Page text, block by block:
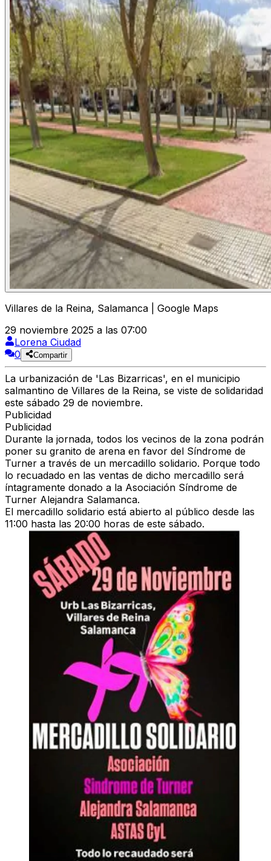
Villares de la Reina, Salamanca | Google Maps
29 noviembre 2025 a las 07:00
Lorena Ciudad
0
Compartir
La urbanización de 'Las Bizarricas', en el municipio
salmantino de Villares de la Reina, se viste de solidaridad
este sábado 29 de noviembre.
Publicidad
Publicidad
Durante la jornada, todos los vecinos de la zona podrán
poner su granito de arena en favor del Síndrome de
Turner a través de un mercadillo solidario. Porque todo
lo recuadado en las ventas de dicho mercadillo será
íntagramente donado a la Asociación Síndrome de
Turner Alejandra Salamanca.
El mercadillo solidario está abierto al público desde las
11:00 hasta las 20:00 horas de este sábado.